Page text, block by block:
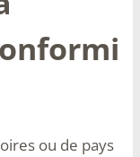
ou de pays